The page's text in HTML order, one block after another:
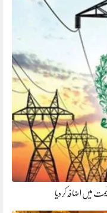
میں اضافہ کر دیا